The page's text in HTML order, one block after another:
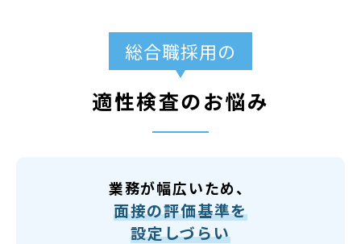
総合職採用の
適性検査のお悩み
業務が幅広いため、
面接の評価基準を
設定しづらい